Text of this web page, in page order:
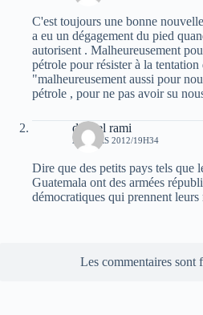
C'est toujours une bonne
a eu un dégagement du pied
autorisent . Malheureusement
pétrole pour résister à la tentation
"malheureusement aussi pour
pétrole , pour ne pas avoir su
djamel rami
22 MARS 2012/19H34
Dire que des petits pays tels que
Guatemala ont des armées
démocratiques qui prennent
Les commentaires sont